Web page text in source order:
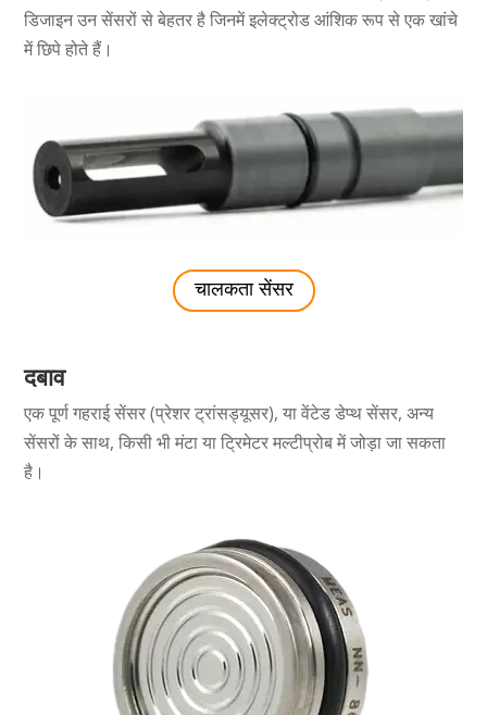
डिजाइन उन सेंसरों से बेहतर है जिनमें इलेक्ट्रोड आंशिक रूप से एक खांचे
में छिपे होते हैं।
चालकता सेंसर
दबाव
एक पूर्ण गहराई सेंसर (प्रेशर ट्रांसड्यूसर), या वेंटेड डेप्थ सेंसर, अन्य
सेंसरों के साथ, किसी भी मंटा या ट्रिमेटर मल्टीप्रोब में जोड़ा जा सकता
है।